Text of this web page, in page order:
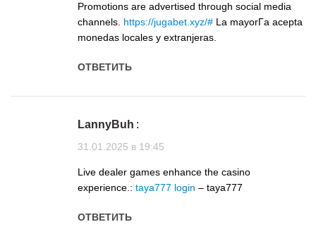
Promotions are advertised through social media
channels. https://jugabet.xyz/# La mayorГ­a acepta
monedas locales y extranjeras.
ОТВЕТИТЬ
LannyBuh :
31.01.2025 в 19:45
Live dealer games enhance the casino
experience.: taya777 login – taya777
ОТВЕТИТЬ